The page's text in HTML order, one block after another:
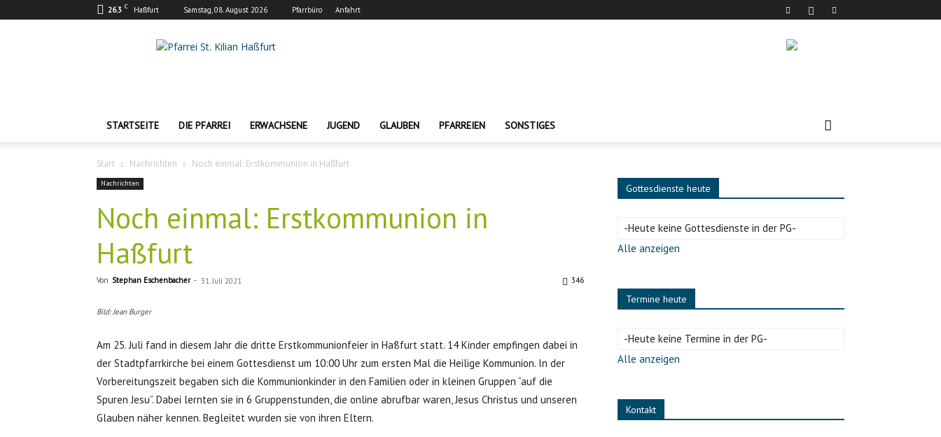
26.3 C Haßfurt Samstag, 08. August 2026 Pfarrbüro Anfahrt
Pfarrei
STARTSEITE DIE PFARREI ERWACHSENE JUGEND GLAUBEN PFARREIEN SONSTIGES
Start Nachrichten Noch einmal: Erstkommunion in Haßfurt
Nachrichten
Noch einmal: Erstkommunion in
Haßfurt
Von Stephan Eschenbacher - 31. Juli 2021 346
Bild: Jean Burger
Am 25. Juli fand in diesem Jahr die dritte Erstkommunionfeier in Haßfurt statt. 14 Kinder empfingen dabei in
der Stadtpfarrkirche bei einem Gottesdienst um 10:00 Uhr zum ersten Mal die Heilige Kommunion. In der
Vorbereitungszeit begaben sich die Kommunionkinder in den Familien oder in kleinen Gruppen “auf die
Spuren Jesu”. Dabei lernten sie in 6 Gruppenstunden, die online abrufbar waren, Jesus Christus und unseren
Glauben näher kennen. Begleitet wurden sie von ihren Eltern.
Gottesdienste heute
-Heute keine Gottesdienste in der PG-
Alle anzeigen
Termine heute
-Heute keine Termine in der PG-
Alle anzeigen
Kontakt